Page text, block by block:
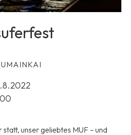
unser geliebtes MUF – und